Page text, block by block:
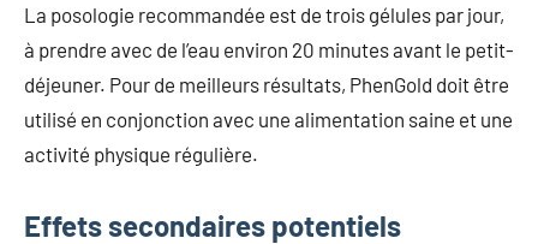
La posologie recommandée est de trois gélules par jour,
à prendre avec de l’eau environ 20 minutes avant le petit-
déjeuner. Pour de meilleurs résultats, PhenGold doit être
utilisé en conjonction avec une alimentation saine et une
activité physique régulière.
Effets secondaires potentiels